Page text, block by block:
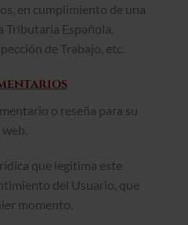
en cumplimiento de una
Tributaria Española,
de Trabajo, etc.
o reseña para su
que legitima este
del Usuario, que
momento.